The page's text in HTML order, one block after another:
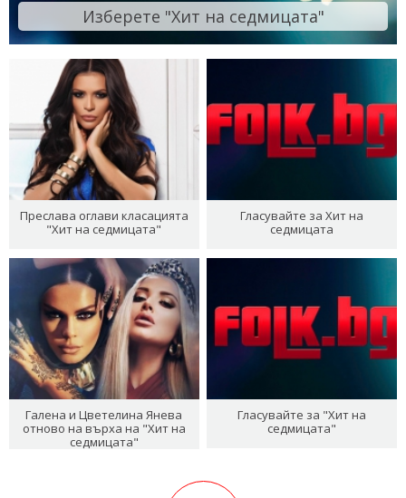
Изберете "Хит на седмицата"
Преслава оглави класацията
"Хит на седмицата"
Гласувайте за Хит на
седмицата
Галена и Цветелина Янева
отново на върха на "Хит на
седмицата"
Гласувайте за "Хит на
седмицата"